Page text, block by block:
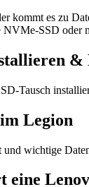
kommt es zu
NVMe-SSD
&
Tausch
Legion
und wichtige
eine